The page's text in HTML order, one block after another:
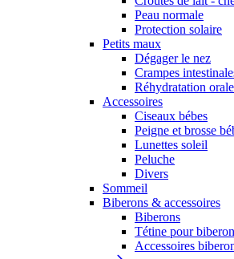
Peau normale
Protection solaire
Petits maux
Dégager le nez
Crampes
Réhydratation orale
Accessoires
Ciseaux bébes
Peigne et brosse
Lunettes soleil
Peluche
Divers
Sommeil
Biberons & accessoires
Biberons
Tétine pour
Accessoires